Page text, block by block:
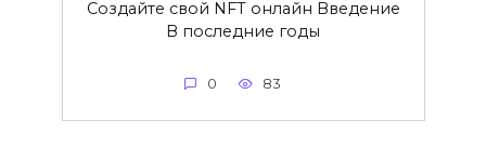
Создайте свой NFT онлайн Введение
В последние годы
0 83